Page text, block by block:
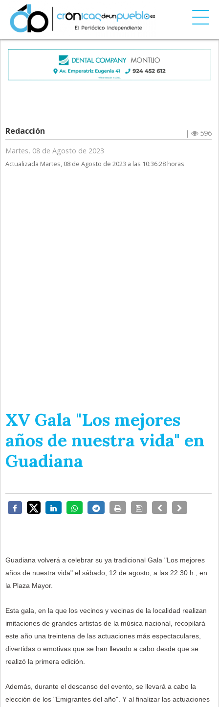
Redacción |
596
Martes, 08 de Agosto de 2023
Actualizada Martes, 08 de Agosto de 2023 a las 10:36:28 horas
XV Gala "Los mejores
años de nuestra vida" en
Guadiana
Guadiana volverá a celebrar su ya tradicional Gala "Los mejores
años de nuestra vida" el sábado, 12 de agosto, a las 22:30 h., en
la Plaza Mayor.
Esta gala, en la que los vecinos y vecinas de la localidad realizan
imitaciones de grandes artistas de la música nacional, recopilará
este año una treintena de las actuaciones más espectaculares,
divertidas o emotivas que se han llevado a cabo desde que se
realizó la primera edición.
Además, durante el descanso del evento, se llevará a cabo la
elección de los "Emigrantes del año". Y al finalizar las actuaciones